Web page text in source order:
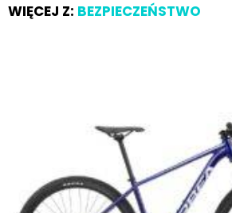
WIĘCEJ Z: BEZPIECZEŃSTWO